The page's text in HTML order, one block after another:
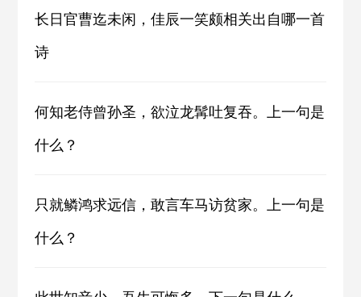
长日官曹迄未闲，佳辰一笑颇相关出自哪一首
诗
何知老侍曾孙圣，欲泣龙髯吐复吞。上一句是
什么？
只就鳞鸿求远信，敢言车马访贫家。上一句是
什么？